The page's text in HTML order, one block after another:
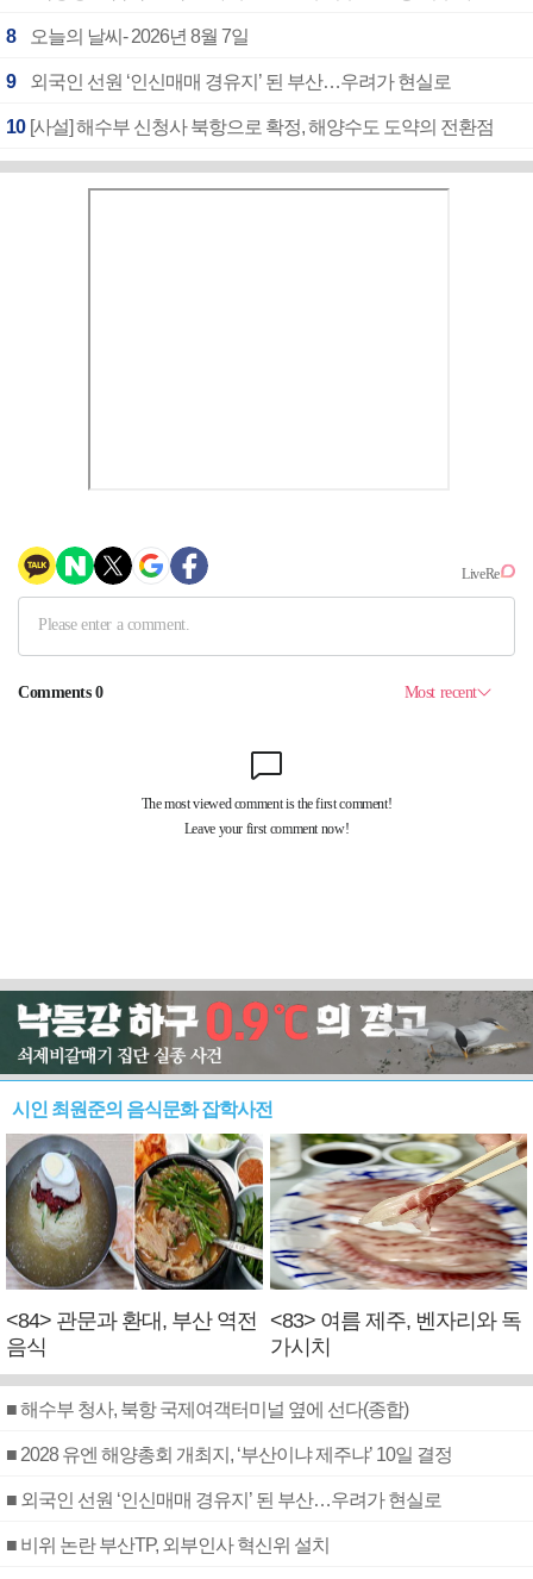
8 오늘의 날씨- 2026년 8월 7일
9 외국인 선원 ‘인신매매 경유지’ 된 부산…우려가 현실로
10 [사설] 해수부 신청사 북항으로 확정, 해양수도 도약의 전환점
시인 최원준의 음식문화 잡학사전
<84> 관문과 환대, 부산 역전
음식
<83> 여름 제주, 벤자리와 독
가시치
■ 해수부 청사, 북항 국제여객터미널 옆에 선다(종합)
■ 2028 유엔 해양총회 개최지, ‘부산이냐 제주냐’ 10일 결정
■ 외국인 선원 ‘인신매매 경유지’ 된 부산…우려가 현실로
■ 비위 논란 부산TP, 외부인사 혁신위 설치